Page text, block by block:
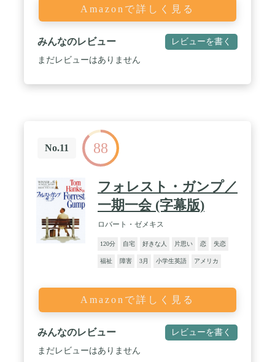
Amazonで詳しく見る
みんなのレビュー レビューを書く
まだレビューはありません
No.11 88
フォレスト・ガンプ／
一期一会 (字幕版)
ロバート・ゼメキス
120分 自宅 好きな人 片思い 恋 失恋
福祉 障害 3月 小学生英語 アメリカ
Amazonで詳しく見る
みんなのレビュー レビューを書く
まだレビューはありません